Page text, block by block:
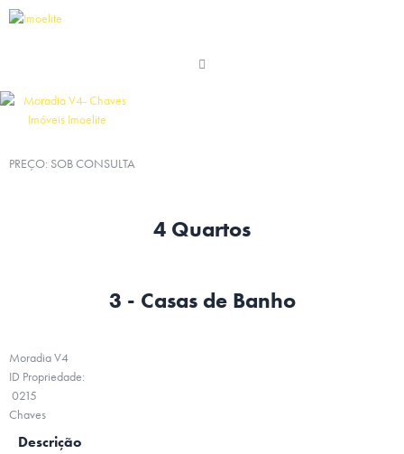
PREÇO: SOB CONSULTA
4 Quartos
3 - Casas de Banho
Moradia V4
ID Propriedade:
0215
Chaves
Descrição